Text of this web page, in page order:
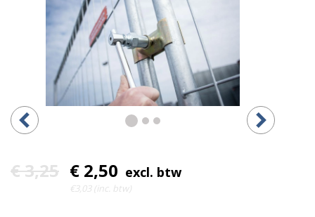
€ 3,25 € 2,50 excl. btw
€3,03 (inc. btw)